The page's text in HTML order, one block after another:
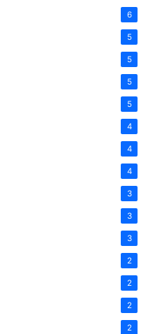
6
5
5
5
5
4
4
4
3
3
3
2
2
2
2